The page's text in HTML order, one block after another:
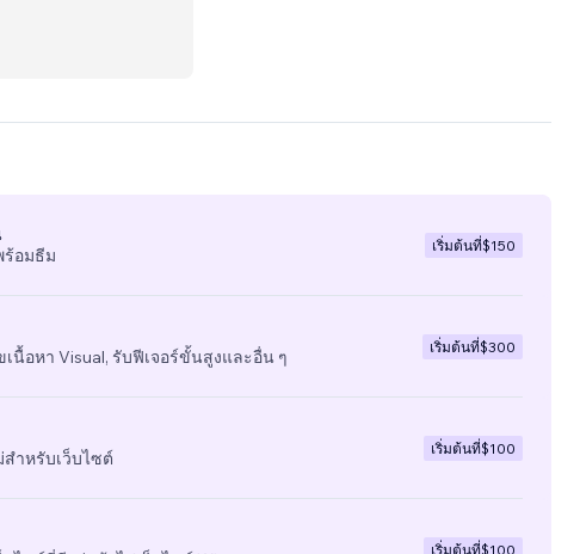
อมธีม
เริ่มต้นที่$150
นื้อหา Visual, รับฟีเจอร์ขั้นสูงและอื่น ๆ
เริ่มต้นที่$300
ำหรับเว็บไซต์
เริ่มต้นที่$100
เริ่มต้นที่$100